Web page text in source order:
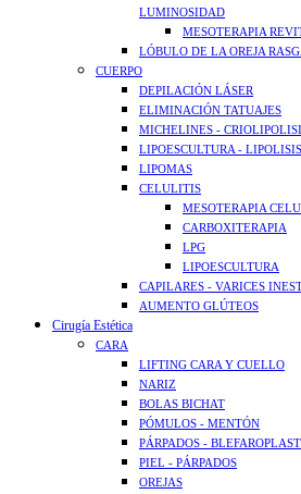
LUMINOSIDAD
MESOTERAPIA
LÓBULO DE LA OREJA
CUERPO
DEPILACIÓN LÁSER
ELIMINACIÓN TATUAJES
MICHELINES -
LIPOESCULTURA -
LIPOMAS
CELULITIS
MESOTERAPIA
CARBOXITERAPIA
LPG
LIPOESCULTURA
CAPILARES - VARICES
AUMENTO GLÚTEOS
Cirugía Estética
CARA
LIFTING CARA Y CUELLO
NARIZ
BOLAS BICHAT
PÓMULOS - MENTÓN
PÁRPADOS -
PIEL - PÁRPADOS
OREJAS